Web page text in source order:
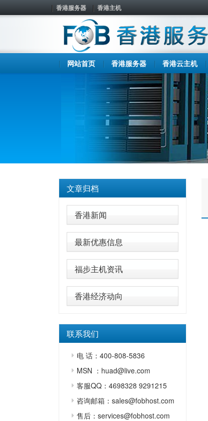
香港服务器 香港主机
网站首页 香港服务器 香港云主机
文章归档
香港新闻
最新优惠信息
福步主机资讯
香港经济动向
联系我们
电 话：400-808-5836
MSN ：huad@live.com
客服QQ：4698328 9291215
咨询邮箱：sales@fobhost.com
售后：services@fobhost.com